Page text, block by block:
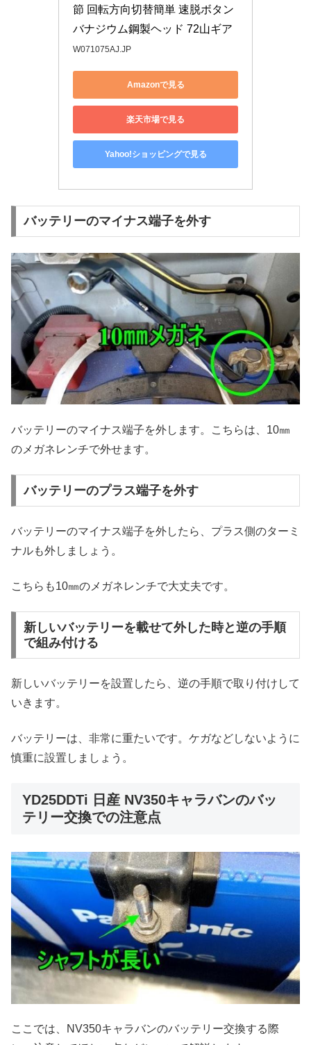
節 回転方向切替簡単 速脱ボタン
バナジウム鋼製ヘッド 72山ギア
W071075AJ.JP
Amazonで見る
楽天市場で見る
Yahoo!ショッピングで見る
バッテリーのマイナス端子を外す
バッテリーのマイナス端子を外します。こちらは、10㎜
のメガネレンチで外せます。
バッテリーのプラス端子を外す
バッテリーのマイナス端子を外したら、プラス側のターミ
ナルも外しましょう。
こちらも10㎜のメガネレンチで大丈夫です。
新しいバッテリーを載せて外した時と逆の手順
で組み付ける
新しいバッテリーを設置したら、逆の手順で取り付けして
いきます。
バッテリーは、非常に重たいです。ケガなどしないように
慎重に設置しましょう。
YD25DDTi 日産 NV350キャラバンのバッ
テリー交換での注意点
ここでは、NV350キャラバンのバッテリー交換する際